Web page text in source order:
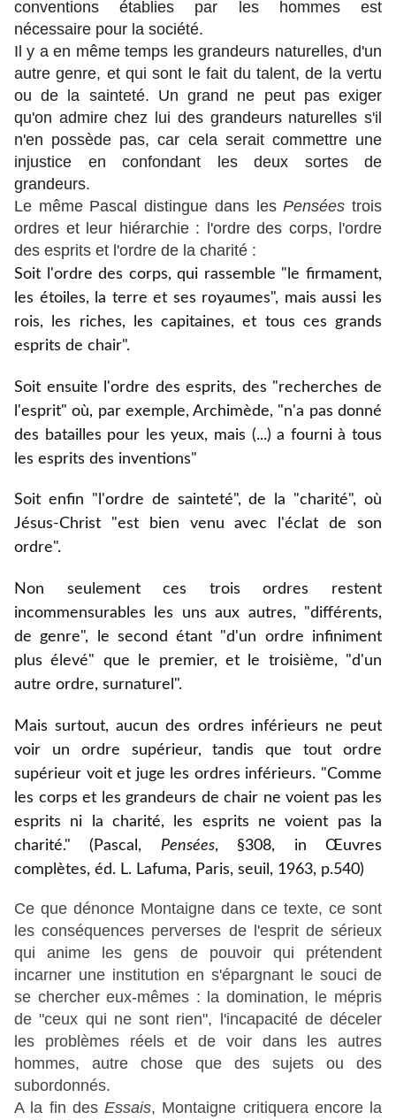
conventions établies par les hommes est
nécessaire pour la société.
Il y a en même temps les grandeurs naturelles, d'un
autre genre, et qui sont le fait du talent, de la vertu
ou de la sainteté. Un grand ne peut pas exiger
qu'on admire chez lui des grandeurs naturelles s'il
n'en possède pas, car cela serait commettre une
injustice en confondant les deux sortes de
grandeurs.
Le même Pascal distingue dans lesPensées trois
ordres et leur hiérarchie : l'ordre des corps, l'ordre
des esprits et l'ordre de la charité :
Soit l'ordre des corps, qui rassemble "le firmament,
les étoiles, la terre et ses royaumes", mais aussi les
rois, les riches, les capitaines, et tous ces grands
esprits de chair".
Soit ensuite l'ordre des esprits, des "recherches de
l'esprit" où, par exemple, Archimède, "n'a pas donné
des batailles pour les yeux, mais (...) a fourni à tous
les esprits des inventions"
Soit enfin "l'ordre de sainteté", de la "charité", où
Jésus-Christ "est bien venu avec l'éclat de son
ordre".
Non seulement ces trois ordres restent
incommensurables les uns aux autres, "différents,
de genre", le second étant "d'un ordre infiniment
plus élevé" que le premier, et le troisième, "d'un
autre ordre, surnaturel".
Mais surtout, aucun des ordres inférieurs ne peut
voir un ordre supérieur, tandis que tout ordre
supérieur voit et juge les ordres inférieurs. "Comme
les corps et les grandeurs de chair ne voient pas les
esprits ni la charité, les esprits ne voient pas la
charité." (Pascal,
Pensées, §308, in Œuvres
complètes, éd. L. Lafuma, Paris, seuil, 1963, p.540)
Ce que dénonce Montaigne dans ce texte, ce sont
les conséquences perverses de l'esprit de sérieux
qui anime les gens de pouvoir qui prétendent
incarner une institution en s'épargnant le souci de
se chercher eux-mêmes : la domination, le mépris
de "ceux qui ne sont rien", l'incapacité de déceler
les problèmes réels et de voir dans les autres
hommes, autre chose que des sujets ou des
subordonnés.
A la fin des Essais, Montaigne critiquera encore la